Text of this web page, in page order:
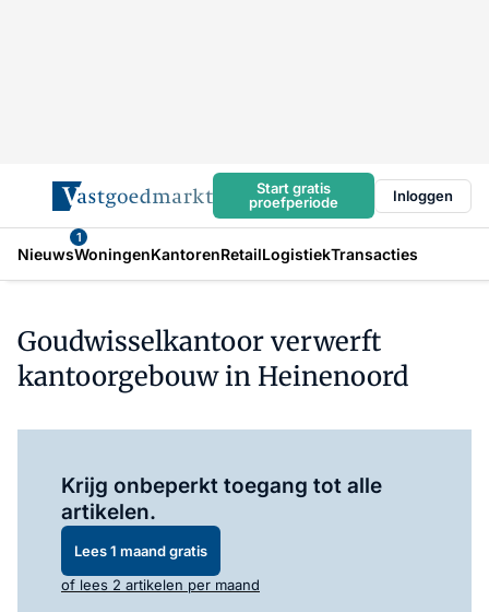
Start gratis
proefperiode
Inloggen
Nieuws
1
WoningenKantorenRetailLogistiekTransacties
Goudwisselkantoor verwerft
kantoorgebouw in Heinenoord
Krijg onbeperkt toegang tot alle
artikelen.
Lees 1 maand gratis
of lees 2 artikelen per maand